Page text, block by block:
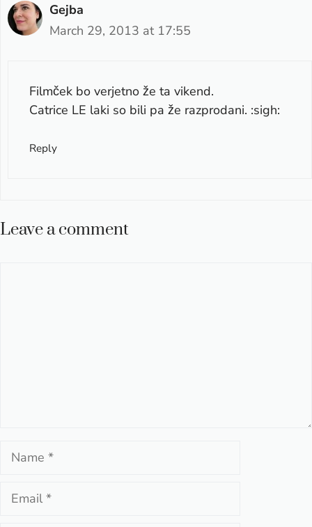
Gejba
March 29, 2013 at 17:55
Filmček bo verjetno že ta vikend.
Catrice LE laki so bili pa že razprodani. :sigh:
Reply
Leave a comment
Name
Email